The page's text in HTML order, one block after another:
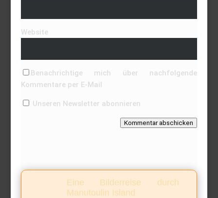
Website
Benachrichtige mich über nachfolgende
Kommentare per E-Mail
Unseren Newsletter abonnieren
Kommentar abschicken
Eine Bilderreise durch
Manutoulin Island